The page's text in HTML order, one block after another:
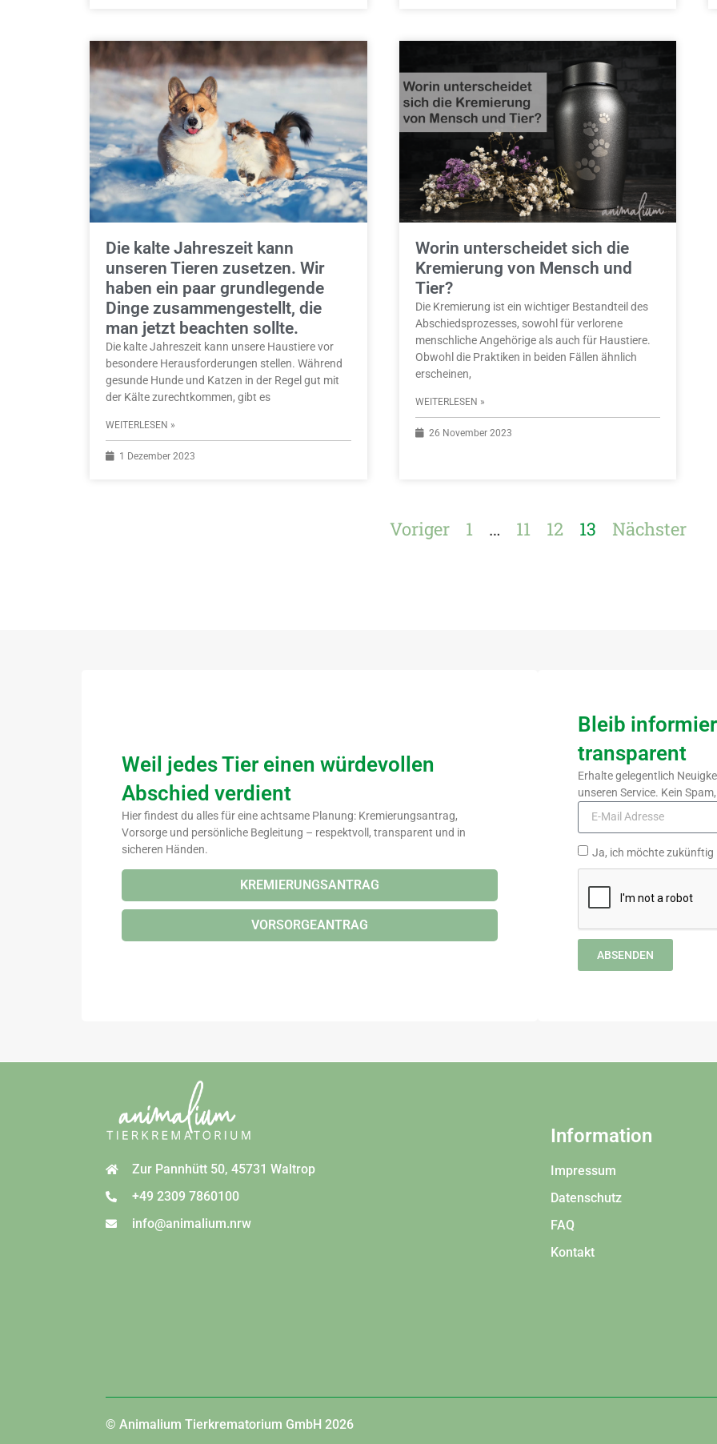
Die kalte Jahreszeit kann
unseren Tieren zusetzen. Wir
haben ein paar grundlegende
Dinge zusammengestellt, die
man jetzt beachten sollte.
Die kalte Jahreszeit kann unsere Haustiere vor
besondere Herausforderungen stellen. Während
gesunde Hunde und Katzen in der Regel gut mit
der Kälte zurechtkommen, gibt es
WEITERLESEN »
1 Dezember 2023
Worin unterscheidet sich die
Kremierung von Mensch und
Tier?
Die Kremierung ist ein wichtiger Bestandteil des
Abschiedsprozesses, sowohl für verlorene
menschliche Angehörige als auch für Haustiere.
Obwohl die Praktiken in beiden Fällen ähnlich
erscheinen,
WEITERLESEN »
26 November 2023
Voriger 1 … 11 12 13 Nächster
Weil jedes Tier einen würdevollen
Abschied verdient
Hier findest du alles für eine achtsame Planung: Kremierungsantrag,
Vorsorge und persönliche Begleitung – respektvoll, transparent und in
sicheren Händen.
KREMIERUNGSANTRAG
VORSORGEANTRAG
Bleib
transparent
Erhalte gelegentlich
unseren Service. Kein
Ja, ich möchte zukünftig
ABSENDEN
Zur Pannhütt 50, 45731 Waltrop
+49 2309 7860100
info@animalium.nrw
Information
Impressum
Datenschutz
FAQ
Kontakt
© Animalium Tierkrematorium GmbH 2026